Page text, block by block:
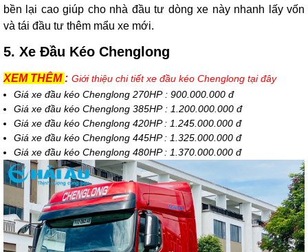
bền lại cao giúp cho nhà đầu tư dòng xe này nhanh lấy vốn
và tái đầu tư thêm mẩu xe mới.
5. Xe Đầu Kéo Chenglong
XEM THÊM: Giới thiệu chi tiết xe đầu kéo Chenglong tại đây
Giá xe đầu kéo Chenglong 270HP : 900.000.000 đ
Giá xe đầu kéo Chenglong 385HP : 1.200.000.000 đ
Giá xe đầu kéo Chenglong 420HP : 1.245.000.000 đ
Giá xe đầu kéo Chenglong 445HP : 1.325.000.000 đ
Giá xe đầu kéo Chenglong 480HP : 1.370.000.000 đ